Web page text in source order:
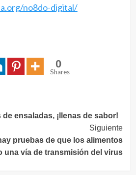
no8do-digital/
0
Shares
de ensaladas, ¡llenas de sabor!
Siguiente
pruebas de que los alimentos
una vía de transmisión del virus